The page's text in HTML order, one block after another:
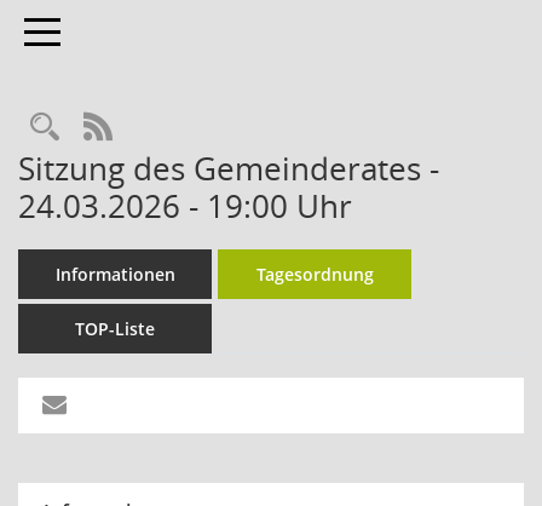
Toggle navigation
Rechercheauswahl
RSS-Feed
Sitzung des Gemeinderates -
24.03.2026 - 19:00 Uhr
Informationen Tagesordnung
TOP-Liste